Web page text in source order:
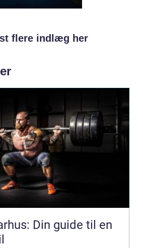
flere indlæg her
Din guide til en